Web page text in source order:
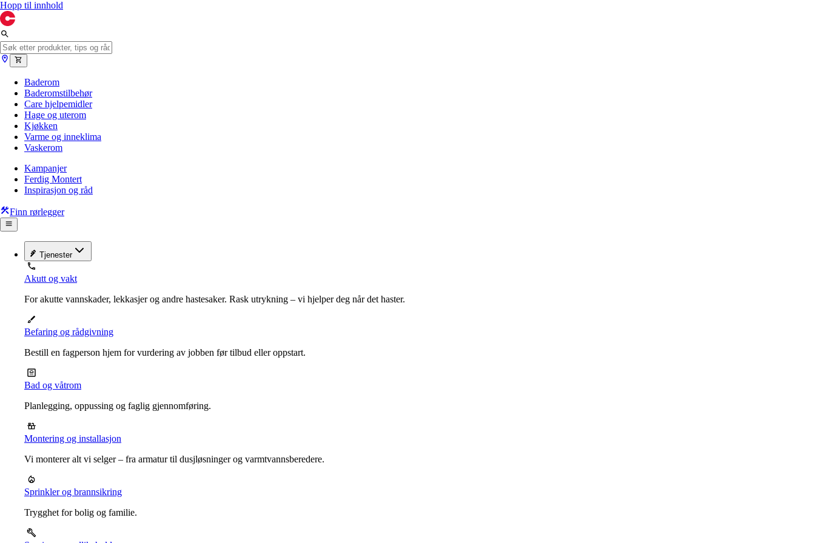
Hopp til innhold
Baderom
Baderomstilbehør
Care hjelpemidler
Hage og uterom
Kjøkken
Varme og inneklima
Vaskerom
Kampanjer
Ferdig Montert
Inspirasjon og råd
Finn rørlegger
Tjenester
Akutt og vakt
For akutte vannskader, lekkasjer og andre hastesaker. Rask utrykning – vi hjelper deg når det haster.
Befaring og rådgivning
Bestill en fagperson hjem for vurdering av jobben før tilbud eller oppstart.
Bad og våtrom
Planlegging, oppussing og faglig gjennomføring.
Montering og installasjon
Vi monterer alt vi selger – fra armatur til dusjløsninger og varmtvannsberedere.
Sprinkler og brannsikring
Trygghet for bolig og familie.